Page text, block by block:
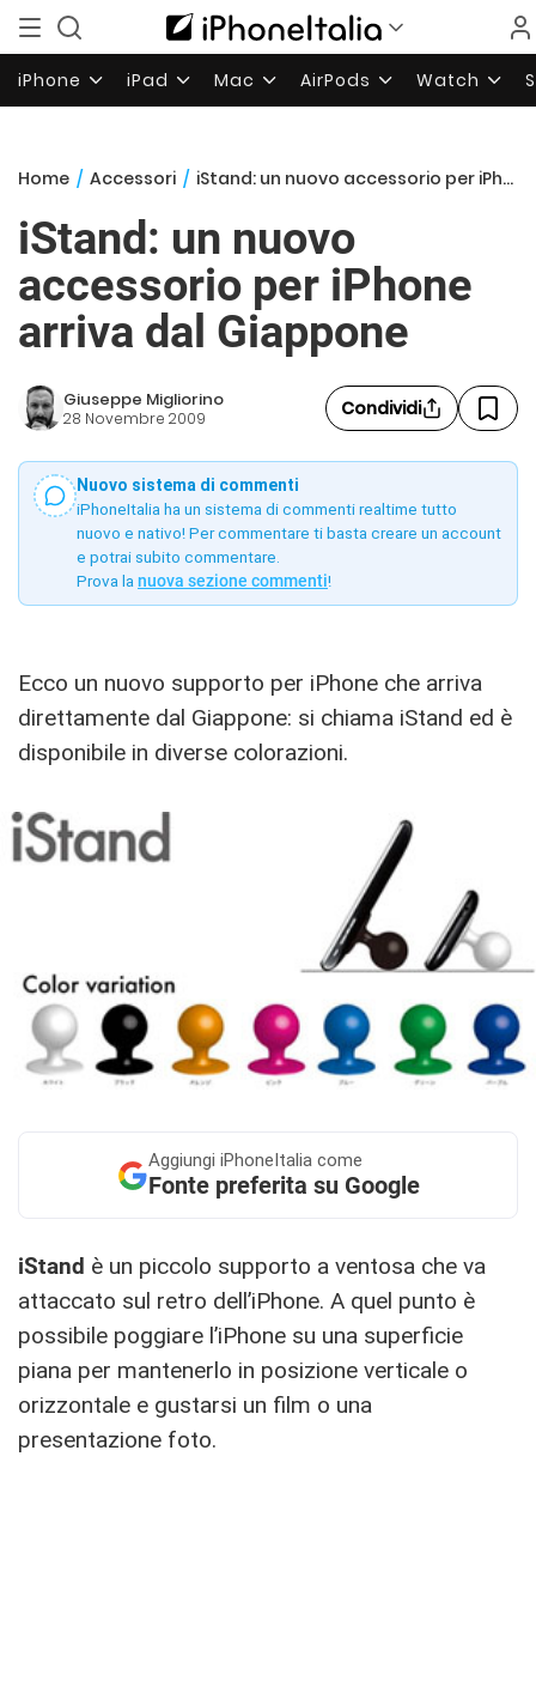
iPhone iPad Mac AirPods Watch
Home / Accessori / iStand: un nuovo accessorio per iPhone arriva dal Giappone
iStand: un nuovo
accessorio per iPhone
arriva dal Giappone
Giuseppe Migliorino
28 Novembre 2009 Condividi
Nuovo sistema di commenti
iPhoneItalia ha un sistema di commenti realtime tutto
nuovo e nativo! Per commentare ti basta creare un account
e potrai subito commentare.
Prova la nuova sezione commenti!
Ecco un nuovo supporto per iPhone che arriva
direttamente dal Giappone: si chiama iStand ed è
disponibile in diverse colorazioni.
Aggiungi iPhoneItalia come
Fonte preferita su Google
iStand è un piccolo supporto a ventosa che va
attaccato sul retro dell’iPhone. A quel punto è
possibile poggiare l’iPhone su una superficie
piana per mantenerlo in posizione verticale o
orizzontale e gustarsi un film o una
presentazione foto.